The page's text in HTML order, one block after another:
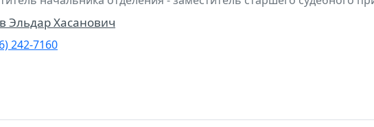
Эльдар Хасанович
242-7160